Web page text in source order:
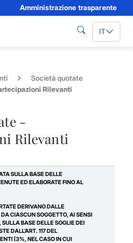
Amministrazione trasparente
cerca IT
Società quotate
Rilevanti
-
Rilevanti
SULLA BASE DELLE
ED ELABORATE FINO AL
DERIVANO DALLE
CIASCUN SOGGETTO, AI SENSI
BASE DELLE SOGLIE DEI
DALL’ART. 117 DEL
(3%, NEL CASO IN CUI